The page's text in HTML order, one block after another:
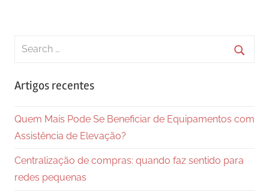
Search
Artigos recentes
Quem Mais Pode Se Beneficiar de Equipamentos com
Assistência de Elevação?
Centralização de compras: quando faz sentido para
redes pequenas